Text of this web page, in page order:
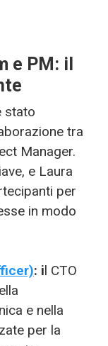
e PM: il
stato
tra
Manager.
e Laura
per
in modo
: il CTO
e nella
per la